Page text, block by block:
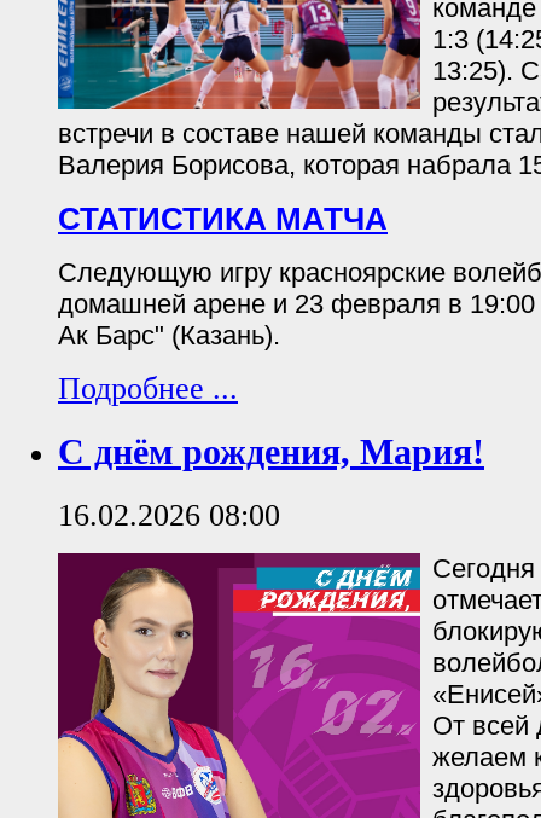
1:3
13:25).
встречи в составе нашей команды
Валерия Борисова, которая набрала
СТАТИСТИКА МАТЧА
Следующую игру красноярские
домашней арене и 23 февраля в
Ак Барс" (Казань).
Подробнее ...
С днём рождения, Мария!
16.02.2026 08:00
От всей
желаем